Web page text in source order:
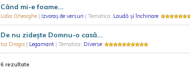
Când mi-e foame...
Lidia Gheorghe | Izvoraș de versuri | Tematica: Laudă și închinare
De nu zidește Domnu-o casă...
Ica Dragoi | Legamant | Tematica: Diverse
6 rezultate